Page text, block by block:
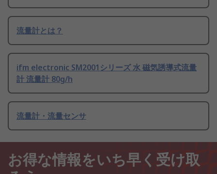
流量計とは？
ifm electronic SM2001シリーズ 水 磁気誘導式流量
計 流量計 80g/h
流量計・流量センサ
お得な情報をいち早く受け取